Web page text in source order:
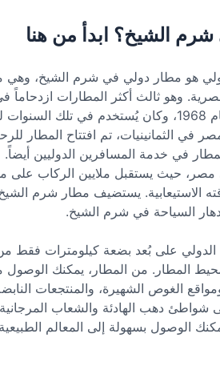
الشيخ؟ ابدأ من هنا
هو مطار دولي في شرم الشيخ، وهي
وهو ثالث أكثر المطارات
الدولي. بُني المطار عام 1968، وكان
في الثمانينيات، تم افتتاح المطار
في خدمة المسافرين الدوليين
الاستيعابية. يستضيف مطار شرم الشيخ
السياحة في شرم الشيخ.
على بُعد بضعة كيلومترات فقط
المطار. من المطار، يمكنك الوصول
الغوص الشهيرة، والمنتجعات
دهب الهادئة والشعاب
الوصول بسهولة إلى المعالم